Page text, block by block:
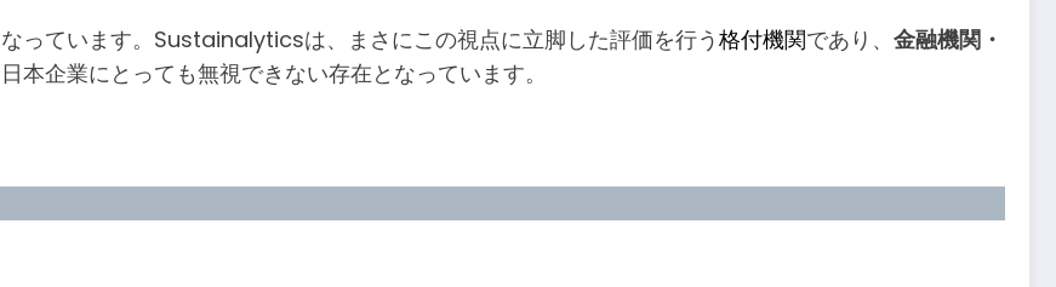
っています。Sustainalyticsは、まさにこの視点に立脚した評価を行う格付機関であり、 金融機関・
本企業にとっても無視できない存在となっています。